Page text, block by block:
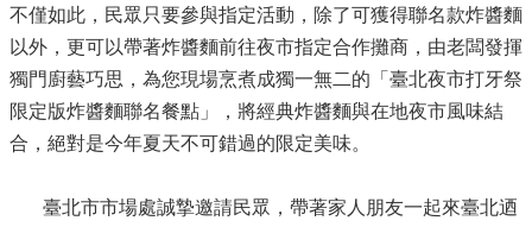
不僅如此，民眾只要參與指定活動，除了可獲得聯名款炸醬麵
以外，更可以帶著炸醬麵前往夜市指定合作攤商，由老闆發揮
獨門廚藝巧思，為您現場烹煮成獨一無二的「臺北夜市打牙祭
限定版炸醬麵聯名餐點」，將經典炸醬麵與在地夜市風味結
合，絕對是今年夏天不可錯過的限定美味。
臺北市市場處誠摯邀請民眾，帶著家人朋友一起來臺北迺